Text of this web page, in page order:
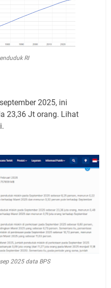
RI
2025, ini
23,36 Jt orang. Lihat
2025 data BPS